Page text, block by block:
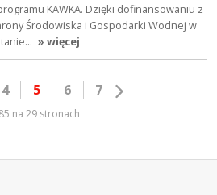
KAWKA. Dzięki dofinansowaniu z
Środowiska i Gospodarki Wodnej w
» więcej
4 5 6 7
na 29 stronach